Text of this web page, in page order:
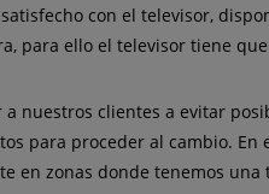
con el televisor,
para ello el televisor tiene
a nuestros clientes a evitar
para proceder al cambio. En
en zonas donde tenemos una